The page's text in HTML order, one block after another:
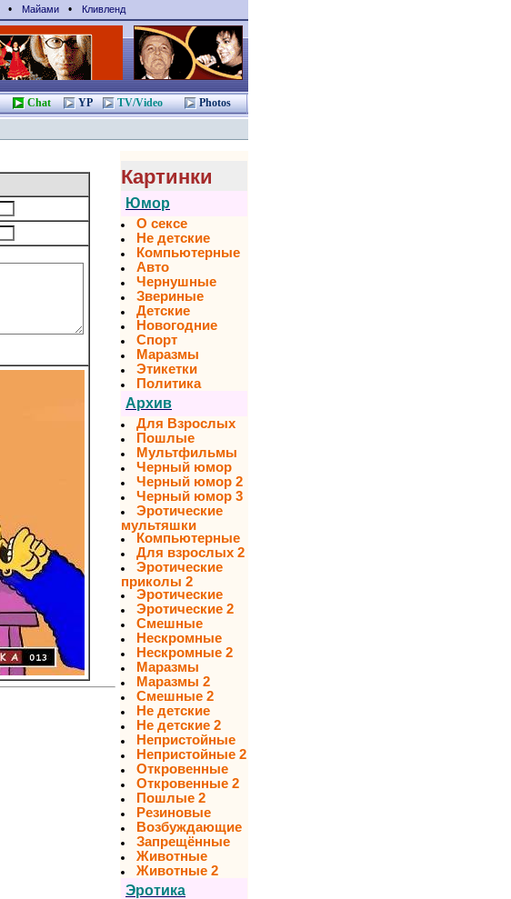
• Майами • Кливленд
Chat YP TV/Video Photos
Картинки
Юмор
О сексе
Не детские
Компьютерные
Авто
Чернушные
Звериные
Детские
Новогодние
Спорт
Маразмы
Этикетки
Политика
Архив
Для Взрослых
Пошлые
Мультфильмы
Черный юмор
Черный юмор 2
Черный юмор 3
Эротические
мультяшки
Компьютерные
Для взрослых 2
Эротические
приколы 2
Эротические
Эротические 2
Смешные
Нескромные
Нескромные 2
Маразмы
Маразмы 2
Смешные 2
Не детские
Не детские 2
Непристойные
Непристойные 2
Откровенные
Откровенные 2
Пошлые 2
Резиновые
Возбуждающие
Запрещённые
Животные
Животные 2
Эротика